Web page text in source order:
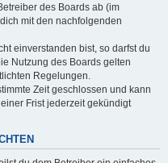
des Boards ab (im
mit den nachfolgenden
einverstanden bist, so darfst du
Nutzung des Boards gelten
Regelungen.
Zeit geschlossen und kann
Frist jederzeit gekündigt